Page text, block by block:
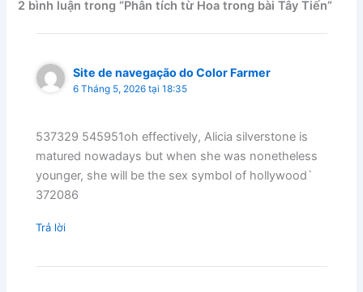
2 bình luận trong “Phân tích từ Hoa trong bài Tây Tiến”
Site de navegação do Color Farmer
6 Tháng 5, 2026 tại 18:35
537329 545951oh effectively, Alicia silverstone is
matured nowadays but when she was nonetheless
younger, she will be the sex symbol of hollywood`
372086
Trả lời